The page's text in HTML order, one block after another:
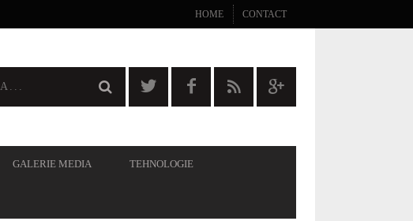
HOME CONTACT
GALERIE MEDIA TEHNOLOGIE